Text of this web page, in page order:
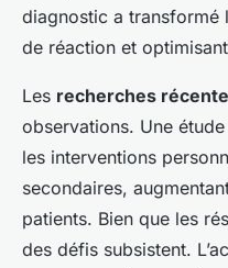
diagnostic a transformé
de réaction et
Les recherches
observations. Une
les interventions
secondaires,
patients. Bien que les
des défis subsistent.